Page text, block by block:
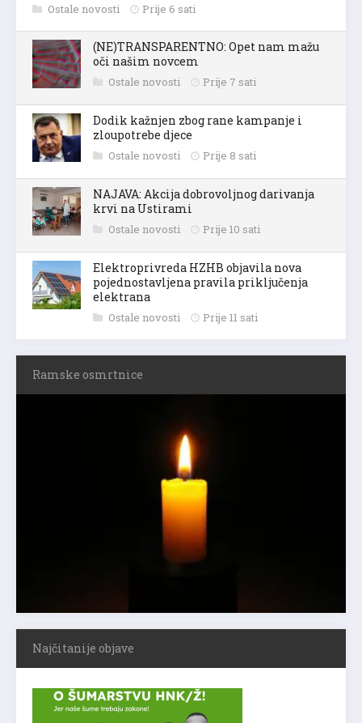
Ostale novosti Prije 6 sati
(NE)TRANSPARENTNO: Opet nam mažu
oči našim novcem
Ostale novosti Prije 7 sati
Dodik kažnjen zbog rane kampanje i
zloupotrebe djece
Ostale novosti Prije 8 sati
NAJAVA: Akcija dobrovoljnog darivanja
krvi na Ustirami
Ostale novosti Prije 10 sati
Elektroprivreda HZHB objavila nova
pojednostavljena pravila priključenja
elektrana
Ostale novosti Prije 11 sati
Ramske osmrtnice
Najčitanije objave